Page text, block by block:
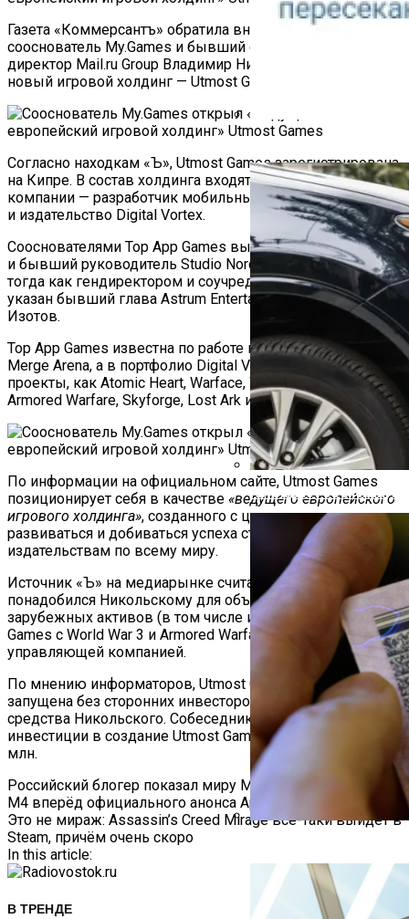
Автоюрист Объяснил,
Газета «Коммерсантъ» обратила внимание, что
сооснователь My.Games и бывший операционный
директор Mail.ru Group Владимир Никольский учредил
новый игровой холдинг — Utmost Games.
Согласно находкам «Ъ», Utmost Games зарегистрирована
на Кипре. В состав холдинга входят две другие кипрские
компании — разработчик мобильных игр Top App Games
и издательство Digital Vortex.
Сооснователями Top App Games выступают Никольский
и бывший руководитель Studio Nord Владимир Марков,
тогда как гендиректором и соучредителем Digital Vortex
указан бывший глава Astrum Entertainment Алексей
Изотов.
Top App Games известна по работе над стратегией Ludus:
Merge Arena, а в портфолио Digital Vortex значатся такие
проекты, как Atomic Heart, Warface, World of Warships,
Armored Warfare, Skyforge, Lost Ark и PUBG: Battlegrounds.
По информации на официальном сайте, Utmost Games
позиционирует себя в качестве «ведущего европейского
игрового холдинга», созданного с целью помогать
развиваться и добиваться успеха студиям и
издательствам по всему миру.
Источник «Ъ» на медиарынке считает, что холдинг
понадобился Никольскому для объединения всех
зарубежных активов (в том числе издательства Wishlist
Games с World War 3 и Armored Warfare) под одной
управляющей компанией.
По мнению информаторов, Utmost Games была
запущена без сторонних инвесторов — на личные
средства Никольского. Собеседники «Ъ» оценивают
инвестиции в создание Utmost Games на уровне $20–40
млн.
Навигация
По
Записям
Российский блогер показал миру MacBook Pro с чипом
M4 вперёд официального анонса Apple
Это не мираж: Assassin’s Creed Mirage всё-таки выйдет в
Steam, причём очень скоро
In this article:
В ТРЕНДЕ